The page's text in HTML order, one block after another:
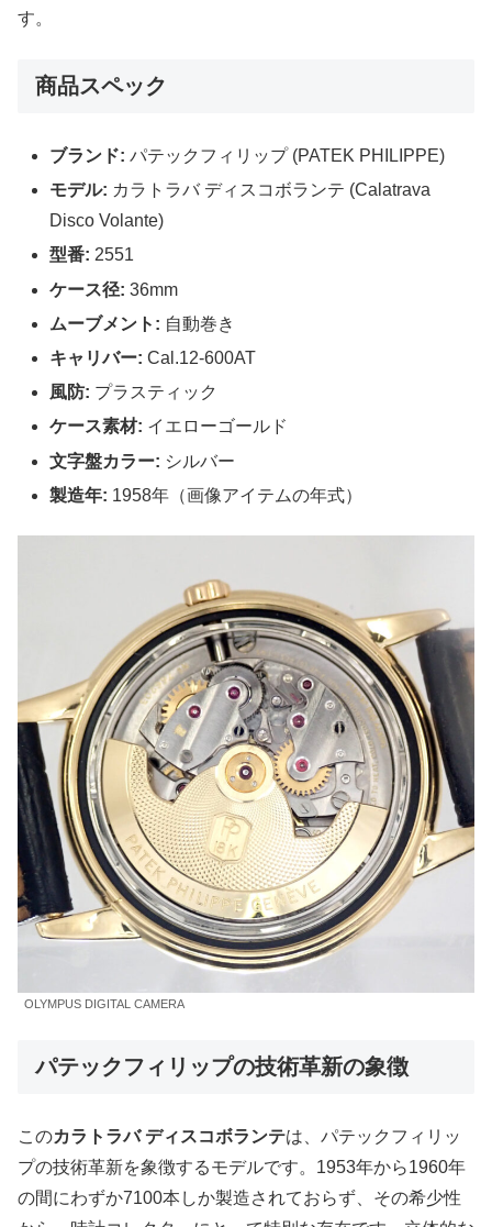
す。
商品スペック
ブランド: パテックフィリップ (PATEK PHILIPPE)
モデル: カラトラバ ディスコボランテ (Calatrava
Disco Volante)
型番: 2551
ケース径: 36mm
ムーブメント: 自動巻き
キャリバー: Cal.12-600AT
風防: プラスティック
ケース素材: イエローゴールド
文字盤カラー: シルバー
製造年: 1958年（画像アイテムの年式）
OLYMPUS DIGITAL CAMERA
パテックフィリップの技術革新の象徴
このカラトラバ ディスコボランテは、パテックフィリッ
プの技術革新を象徴するモデルです。1953年から1960年
の間にわずか7100本しか製造されておらず、その希少性